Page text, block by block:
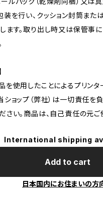
装を行い、クッション封筒また
ます。取り出し時又は保管事
を使用したことによるプリン
ショップ（弊社）は一切責任を
さい。商品は、自己責任の元ご
International shipping
Add to cart
日本国内にお住まいの方